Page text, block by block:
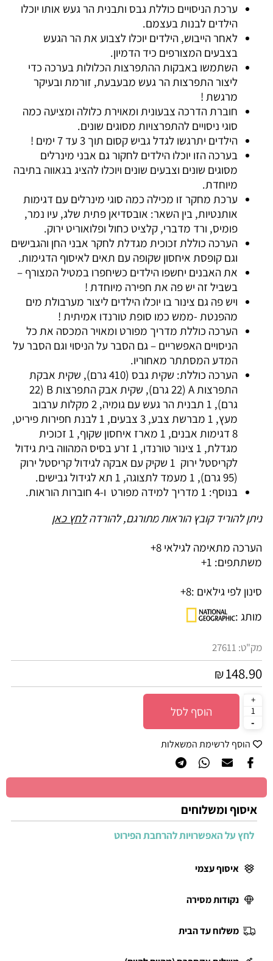
ערכת הניסויים כוללת גבס ותבנית הר געש אותו יוכלו
הילדים לבנות בעצמם.
לאחר הייבוש, הילדים יוכלו לצבוע את הר הגעש
בצבעים המצורפים כיד הדמיון.
השתמשו באבקות ההתפרצות הכלולות בערכה כדי
ליצור התפרצות הר געש מבעבעת, זורמת ובעיקר
מרגשת !
חוברת הדרכה צבעונית ומאוירת כלולה ומציעה כמה
סוגי ניסויים להתפרצויות מסוגים שונים.
הילדים יתרגשו לגדל גביש קסום תוך 3 עד 7 ימים !
בערכה הזו יוכלו הילדים לחקור גם אבני מינרלים
מסוגים שונים וצבעים שונים ויוכלו להציג בגאווה בתיבה
מיוחדת.
ערכת מחקר זו מכילה כמה סוגי מינרלים עם דגימות
אותנטיות, בין השאר: אובסדיאן פתית שלג, עיו נמר,
פומיס, ורד מדברי, קלציט כחול ופלואוריט ירוק.
הערכה כוללת זכוכית מגדלת לחקר אבני החן והגבישים
וגם קופסת איחסון שקופה עם תאים לאיסוף הדגימות.
את האבנים יחשפו הילדים כשיחפרו במטיל המצורף –
בשביל זה יש פה את חפירה מיוחדת !
ויש פה גם צינור בו יוכלו הילדים ליצור מערבולת מים
מהפנטת -ממש כמו סופת טורנדו אמיתית !
הערכה כוללת מדריך מפורט ומאויר המכסה את כל
הניסויים האפשריים – גם הסבר על הניסוי וגם הסבר על
המדע המסתתר מאחוריו.
הערכה כוללת: שקית גבס (410 גרם), שקית אבקת
התפרצות A (22 גרם), שקית אבק התפרצות B (22
גרם), 1 תבנית הר געש עם גומיה, 2 מקלות ערבוב
מעץ, 1 מברשת צבע, 3 צבעים, 1 לבנת חפירות פיריט,
8 דגימות אבנים, 1 מארז איחסון שקוף, 1 זכוכית
מגדלת, 1 צינור טורנדו, 1 זרע בסיס המהווה בית גידול
לקריסטל ירוק 1 שקיק עם אבקה לגידול קריסטל ירוק
(95 גרם), 1 מעמד לתצוגה, 1 תא לגידול גבישים.
בנוסף: 1 מדריך למידה מפורט ו-4 חוברות הוראות.
ניתן להוריד קובץהוראותמתורגם, להורדהלחץ כאן
הערכה מתאימה לגילאי 8+
משתתפים: 1+
סינון לפי גילאים :8+
מותג :
מק"ט: 27611
₪148.90
הוסף לסל
הוסף לרשימת המשאלות
איסוף ומשלוחים
לחץ על האפשרויות להרחבת הפירוט
איסוף עצמי
נקודות מסירה
משלוח עד הבית